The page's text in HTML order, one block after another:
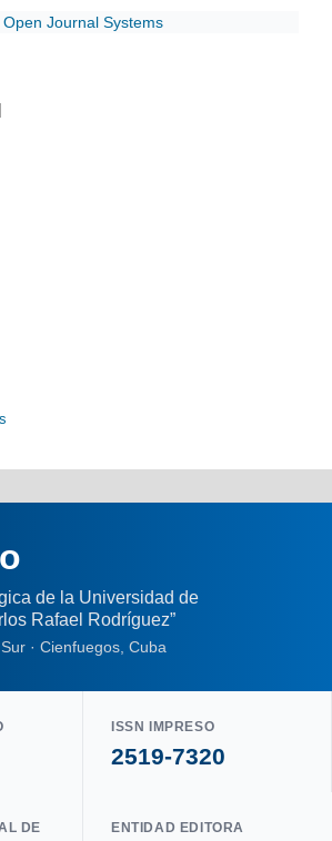
Open Journal Systems
de la Universidad de
Rafael Rodríguez”
· Cienfuegos, Cuba
ISSN IMPRESO
2519-7320
DE
ENTIDAD EDITORA